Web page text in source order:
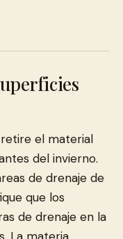
el material
del invierno.
de drenaje de
que los
de drenaje en la
La materia